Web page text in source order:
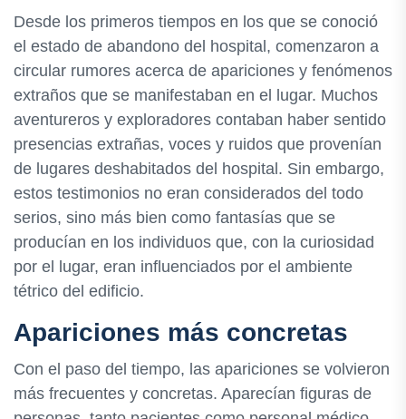
Desde los primeros tiempos en los que se conoció
el estado de abandono del hospital, comenzaron a
circular rumores acerca de apariciones y fenómenos
extraños que se manifestaban en el lugar. Muchos
aventureros y exploradores contaban haber sentido
presencias extrañas, voces y ruidos que provenían
de lugares deshabitados del hospital. Sin embargo,
estos testimonios no eran considerados del todo
serios, sino más bien como fantasías que se
producían en los individuos que, con la curiosidad
por el lugar, eran influenciados por el ambiente
tétrico del edificio.
Apariciones más concretas
Con el paso del tiempo, las apariciones se volvieron
más frecuentes y concretas. Aparecían figuras de